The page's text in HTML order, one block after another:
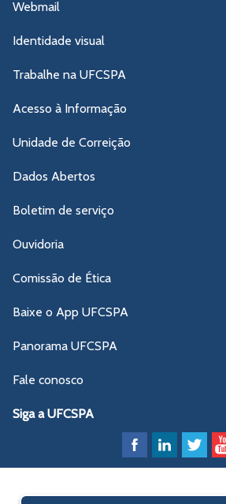
Webmail
Identidade visual
Trabalhe na UFCSPA
Acesso à Informação
Unidade de Correição
Dados Abertos
Boletim de serviço
Ouvidoria
Comissão de Ética
Baixe o App UFCSPA
Panorama UFCSPA
Fale conosco
Siga a UFCSPA